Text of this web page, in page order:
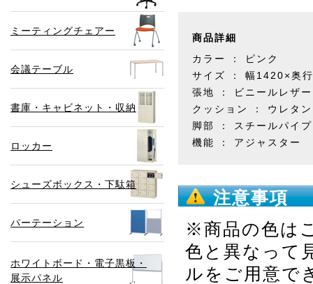
ミーティングチェアー
会議テーブル
書庫・キャビネット・収納
ロッカー
シューズボックス・下駄箱
パーテーション
ホワイトボード・電子黒板・
展示パネル
商品詳細
カラー ： ピンク
サイズ ： 幅1420×奥
張地 ： ビニールレザ
クッション ： ウレタ
脚部 ： スチールパイ
機能 ： アジャスター
注意事項
※商品の色は
色と異なって
ルをご用意で